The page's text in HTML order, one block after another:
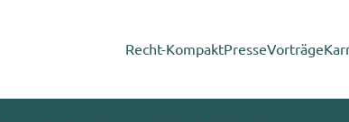
Recht-KompaktPresseVorträge